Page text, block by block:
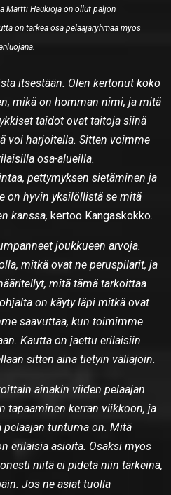
Martti Haukioja on ollut paljon
on tärkeä osa pelaajaryhmää myös
itsestään. Olen kertonut koko
mikä on homman nimi, ja mitä
taidot ovat taitoja siinä
voi harjoitella. Sitten voimme
osa-alueilla.
pettymyksen sietäminen ja
on hyvin yksilöllistä se mitä
kanssa, kertoo Kangaskokko.
joukkueen arvoja.
mitkä ovat ne peruspilarit, ja
mitä tämä tarkoittaa
on käyty läpi mitkä ovat
saavuttaa, kun toimimme
Kautta on jaettu erilaisiin
sitten aina tietyin väliajoin.
ainakin viiden pelaajan
tapaaminen kerran viikkoon, ja
pelaajan tuntuma on. Mitä
erilaisia asioita. Osaksi myös
niitä ei pidetä niin tärkeinä,
Jos ne asiat tuolla